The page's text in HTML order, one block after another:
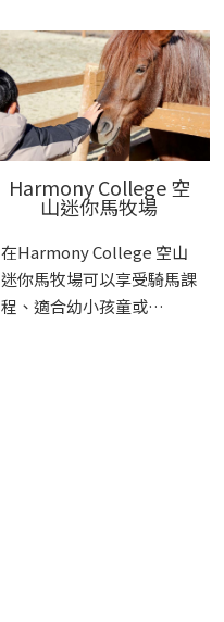
Harmony College 空
山迷你馬牧場
在Harmony College 空山
迷你馬牧場可以享受騎馬課
程、適合幼小孩童或…